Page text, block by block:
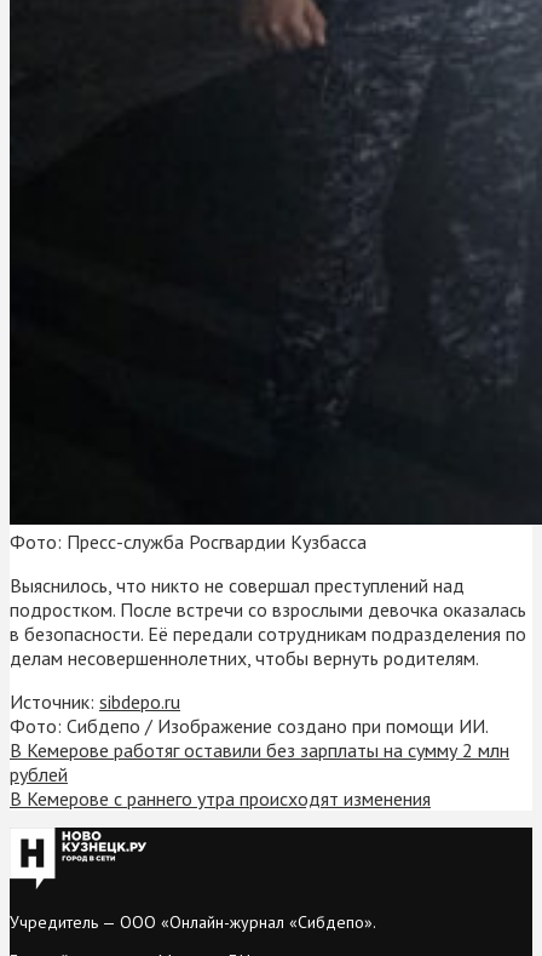
Фото: Пресс-служба Росгвардии Кузбасса
Выяснилось, что никто не совершал преступлений над
подростком. После встречи со взрослыми девочка оказалась
в безопасности. Её передали сотрудникам подразделения по
делам несовершеннолетних, чтобы вернуть родителям.
Источник: sibdepo.ru
Фото: Сибдепо / Изображение создано при помощи ИИ.
В Кемерове работяг оставили без зарплаты на сумму 2 млн
рублей
В Кемерове с раннего утра происходят изменения
Учредитель — ООО «Онлайн-журнал «Сибдепо».